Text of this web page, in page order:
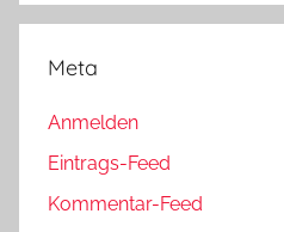
Meta
Anmelden
Eintrags-Feed
Kommentar-Feed